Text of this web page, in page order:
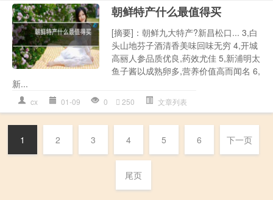
朝鲜特产什么最值得买
[摘要]：朝鲜九大特产?新昌松口... 3,白
头山地芬子酒清香美味回味无穷 4,开城
高丽人参品质优良,药效尤佳 5,新浦明太
鱼子酱以成熟卵多,营养价值高而闻名 6,
新...
cx 01-09 0 250 文章列表
1 2 3 4 5 6 下一页
尾页